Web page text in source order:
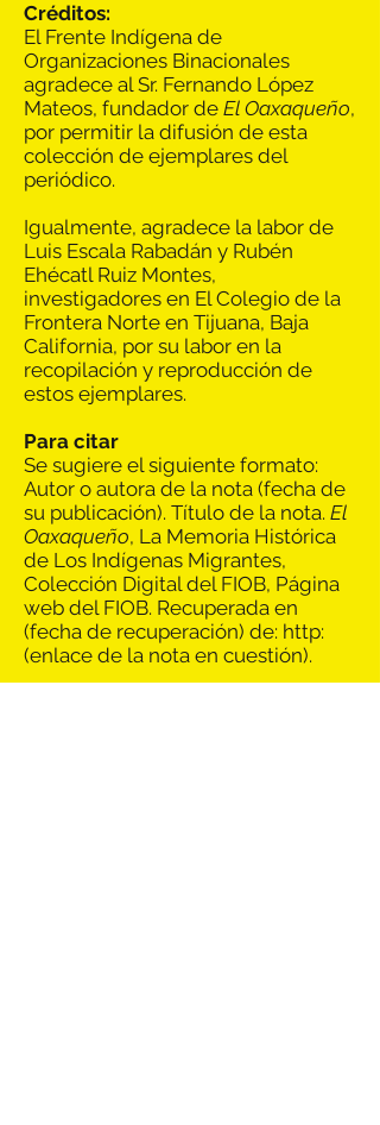
Créditos:
El Frente Indígena de
Organizaciones Binacionales
agradece al Sr. Fernando López
Mateos, fundador de El Oaxaqueño,
por permitir la difusión de esta
colección de ejemplares del
periódico.
Igualmente, agradece la labor de
Luis Escala Rabadán y Rubén
Ehécatl Ruiz Montes,
investigadores en El Colegio de la
Frontera Norte en Tijuana, Baja
California, por su labor en la
recopilación y reproducción de
estos ejemplares.
Para citar
Se sugiere el siguiente formato:
Autor o autora de la nota (fecha de
su publicación). Título de la nota. El
Oaxaqueño, La Memoria Histórica
de Los Indígenas Migrantes,
Colección Digital del FIOB, Página
web del FIOB. Recuperada en
(fecha de recuperación) de: http:
(enlace de la nota en cuestión).